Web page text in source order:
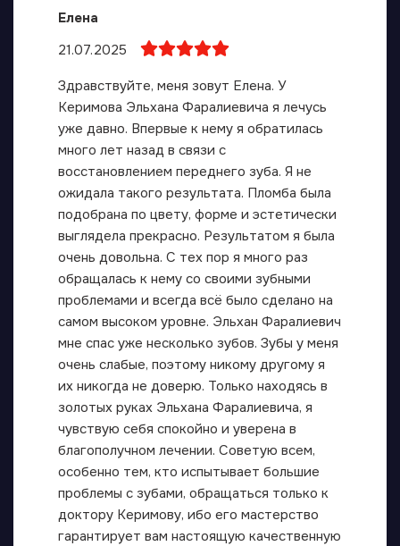
Елена
21.07.2025
Здравствуйте, меня зовут Елена. У
Керимова Эльхана Фаралиевича я лечусь
уже давно. Впервые к нему я обратилась
много лет назад в связи с
восстановлением переднего зуба. Я не
ожидала такого результата. Пломба была
подобрана по цвету, форме и эстетически
выглядела прекрасно. Результатом я была
очень довольна. С тех пор я много раз
обращалась к нему со своими зубными
проблемами и всегда всё было сделано на
самом высоком уровне. Эльхан Фаралиевич
мне спас уже несколько зубов. Зубы у меня
очень слабые, поэтому никому другому я
их никогда не доверю. Только находясь в
золотых руках Эльхана Фаралиевича, я
чувствую себя спокойно и уверена в
благополучном лечении. Советую всем,
особенно тем, кто испытывает большие
проблемы с зубами, обращаться только к
доктору Керимову, ибо его мастерство
гарантирует вам настоящую качественную